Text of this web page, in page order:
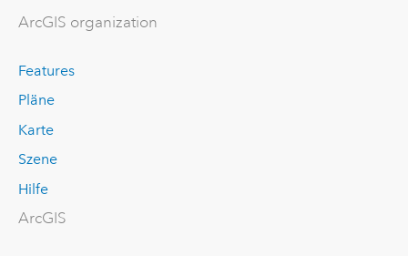
ArcGIS organization
Features
Pläne
Karte
Szene
Hilfe
ArcGIS